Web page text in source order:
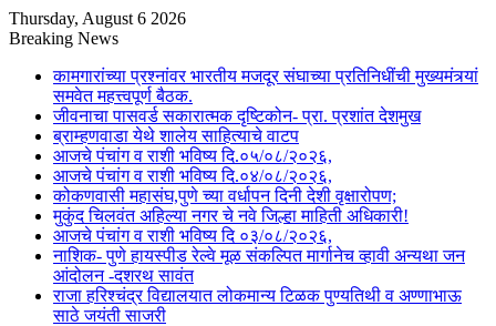
Thursday, August 6 2026
Breaking News
कामगारांच्या प्रश्नांवर भारतीय मजदूर संघाच्या प्रतिनिधींची मुख्यमंत्र्यां
समवेत महत्त्वपूर्ण बैठक.
जीवनाचा पासवर्ड सकारात्मक दृष्टिकोन- प्रा. प्रशांत देशमुख
ब्राम्हणवाडा येथे शालेय साहित्याचे वाटप
आजचे पंचांग व राशी भविष्य दि.०५/०८/२०२६,
आजचे पंचांग व राशी भविष्य दि.०४/०८/२०२६,
कोकणवासी महासंघ,पुणे च्या वर्धापन दिनी देशी वृक्षारोपण;
मुकुंद चिलवंत अहिल्या नगर चे नवे जिल्हा माहिती अधिकारी!
आजचे पंचांग व राशी भविष्य दि ०३/०८/२०२६,
नाशिक- पुणे हायस्पीड रेल्वे मूळ संकल्पित मार्गानेच व्हावी अन्यथा जन
आंदोलन -दशरथ सावंत
राजा हरिश्चंद्र विद्यालयात लोकमान्य टिळक पुण्यतिथी व अण्णाभाऊ
साठे जयंती साजरी